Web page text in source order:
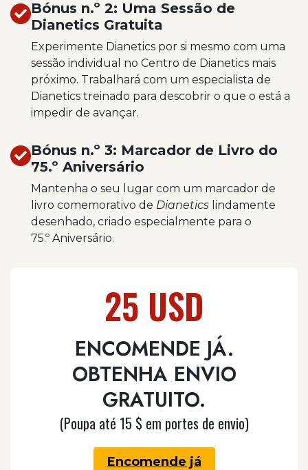
Bónus n.º 2: Uma Sessão de
Dianetics Gratuita
Experimente Dianetics por si mesmo com uma
sessão individual no Centro de Dianetics mais
próximo. Trabalhará com um especialista de
Dianetics treinado para descobrir o que o está a
impedir de avançar.
Bónus n.º 3: Marcador de Livro do
75.º Aniversário
Mantenha o seu lugar com um marcador de
livro comemorativo de Dianetics lindamente
desenhado, criado especialmente para o
75.º Aniversário.
25 USD
ENCOMENDE JÁ.
OBTENHA ENVIO
GRATUITO.
(Poupa até 15 $ em portes de envio)
Encomende já